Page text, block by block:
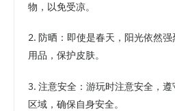
物，以免受凉。
2. 防晒：即使是春天，阳光依然
用品，保护皮肤。
3. 注意安全：游玩时注意安全，
区域，确保自身安全。